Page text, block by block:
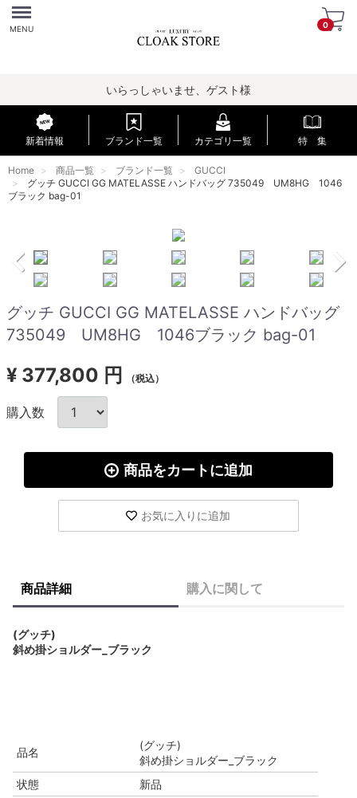
Menu
MENU 0
いらっしゃいませ、ゲスト様
新着情報 ブランド一覧 カテゴリ一覧 特 集
Home 商品一覧 ブランド一覧
GUCCI
グッチ GUCCI GG MATELASSE ハンドバッグ 735049 UM8HG 1046
ブラック bag-01
グッチ GUCCI GG MATELASSE ハンドバッグ
735049 UM8HG 1046ブラック bag-01
¥ 377,800 円 （税込）
購入数
商品をカートに追加
お気に入りに追加
商品詳細 購入に関して
(グッチ)
斜め掛ショルダー_ブラック
品名
(グッチ)
斜め掛ショルダー_ブラック
状態
新品